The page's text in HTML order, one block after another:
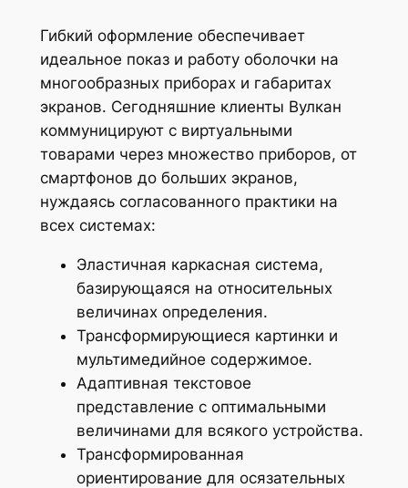
Гибкий оформление обеспечивает
идеальное показ и работу оболочки на
многообразных приборах и габаритах
экранов. Сегодняшние клиенты Вулкан
коммуницируют с виртуальными
товарами через множество приборов, от
смартфонов до больших экранов,
нуждаясь согласованного практики на
всех системах:
Эластичная каркасная система,
базирующаяся на относительных
величинах определения.
Трансформирующиеся картинки и
мультимедийное содержимое.
Адаптивная текстовое
представление с оптимальными
величинами для всякого устройства.
Трансформированная
ориентирование для осязательных